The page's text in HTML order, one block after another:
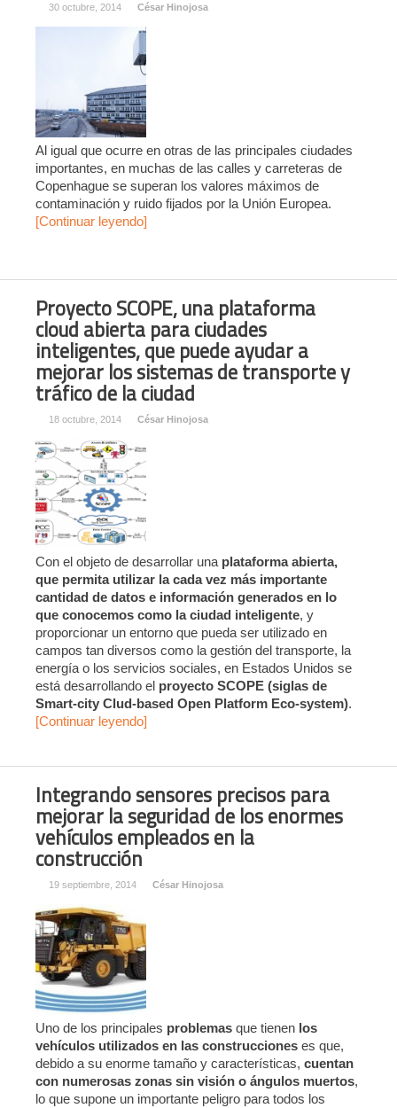
30 octubre, 2014 César Hinojosa
Al igual que ocurre en otras de las principales ciudades
importantes, en muchas de las calles y carreteras de
Copenhague se superan los valores máximos de
contaminación y ruido fijados por la Unión Europea.
[Continuar leyendo]
Proyecto SCOPE, una plataforma
cloud abierta para ciudades
inteligentes, que puede ayudar a
mejorar los sistemas de transporte y
tráfico de la ciudad
18 octubre, 2014 César Hinojosa
Con el objeto de desarrollar una plataforma abierta,
que permita utilizar la cada vez más importante
cantidad de datos e información generados en lo
que conocemos como la ciudad inteligente, y
proporcionar un entorno que pueda ser utilizado en
campos tan diversos como la gestión del transporte, la
energía o los servicios sociales, en Estados Unidos se
está desarrollando el proyecto SCOPE (siglas de
Smart-city Clud-based Open Platform Eco-system).
[Continuar leyendo]
Integrando sensores precisos para
mejorar la seguridad de los enormes
vehículos empleados en la
construcción
19 septiembre, 2014 César Hinojosa
Uno de los principales problemas que tienen los
vehículos utilizados en las construcciones es que,
debido a su enorme tamaño y características, cuentan
con numerosas zonas sin visión o ángulos muertos,
lo que supone un importante peligro para todos los